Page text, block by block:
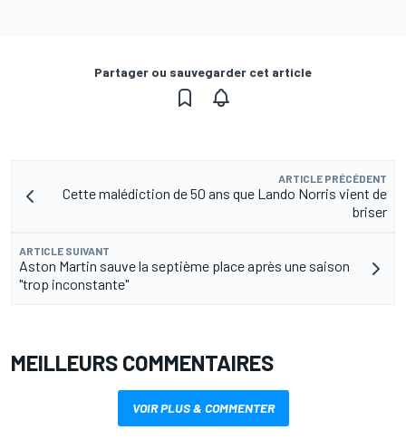
Partager ou sauvegarder cet article
ARTICLE PRÉCÉDENT
Cette malédiction de 50 ans que Lando Norris vient de
briser
ARTICLE SUIVANT
Aston Martin sauve la septième place après une saison
"trop inconstante"
MEILLEURS COMMENTAIRES
VOIR PLUS & COMMENTER